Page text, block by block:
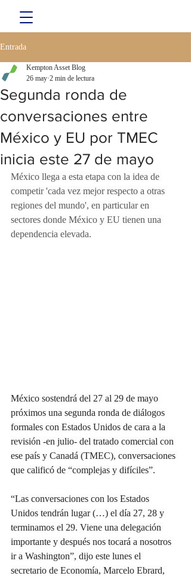
Entrada
Segunda ronda de
conversaciones entre
México y EU por TMEC
inicia este 27 de mayo
Kempton Asset Blog
26 may 2 min de lectura
México llega a esta etapa con la idea de
competir 'cada vez mejor respecto a otras
regiones del mundo', en particular en
sectores donde México y EU tienen una
dependencia elevada.
México sostendrá del 27 al 29 de mayo
próximos una segunda ronda de diálogos
formales con Estados Unidos de cara a la
revisión -en julio- del tratado comercial con
ese país y Canadá (TMEC), conversaciones
que calificó de “complejas y difíciles”.
“Las conversaciones con los Estados
Unidos tendrán lugar (…) el día 27, 28 y
terminamos el 29. Viene una delegación
importante y después nos tocará a nosotros
ir a Washington”, dijo este lunes el
secretario de Economía, Marcelo Ebrard,